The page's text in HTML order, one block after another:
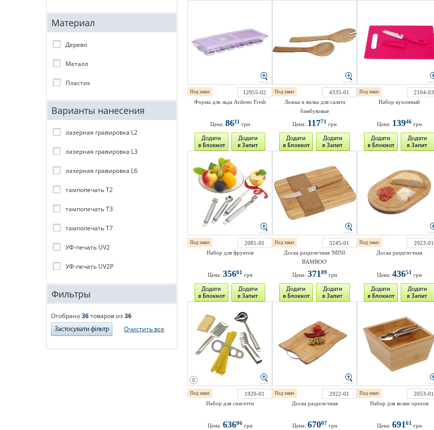
Материал
Дерево
Металл
Пластик
Варианты нанесения
лазерная гравировка L2
лазерная гравировка L3
лазерная гравировка L6
тампопечать T2
тампопечать T3
тампопечать T7
УФ-печать UV2
УФ-печать UV2P
Фильтры
Отобрано36товаров из36
Очистить все
Под заказ
12955-02
Форма для льда Ardesto Fresh
Цена: 8611 грн
Под заказ
4335-01
Ложка и вилка для салата
бамбуковые
Цена: 11771 грн
Под заказ
2104-03
Набор кухонный
Цена: 13946грн
Под заказ
2081-01
Набор для фруктов
Цена: 35601 грн
Под заказ
3245-01
Доска разделочная 'MINI
BAMBOO'
Цена: 37189 грн
Под заказ
2923-01
Доска разделочная
Цена: 43651 грн
Под заказ
1920-01
Набор для спагетти
Цена: 63606грн
Под заказ
2922-01
Доска разделочная
Цена: 67007 грн
Под заказ
2053-01
Набор для колки орехов
Цена: 69161 грн